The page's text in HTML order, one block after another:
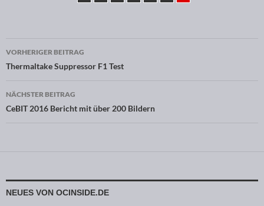
Beitragsnavigation
VORHERIGER BEITRAG
Thermaltake Suppressor F1 Test
NÄCHSTER BEITRAG
CeBIT 2016 Bericht mit über 200 Bildern
NEUES VON OCINSIDE.DE